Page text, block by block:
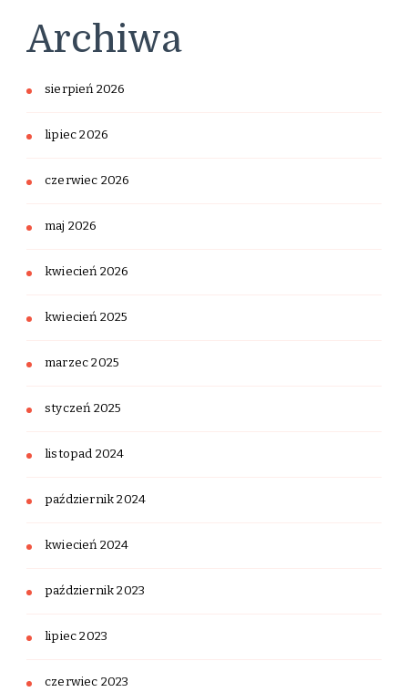
Archiwa
sierpień 2026
lipiec 2026
czerwiec 2026
maj 2026
kwiecień 2026
kwiecień 2025
marzec 2025
styczeń 2025
listopad 2024
październik 2024
kwiecień 2024
październik 2023
lipiec 2023
czerwiec 2023